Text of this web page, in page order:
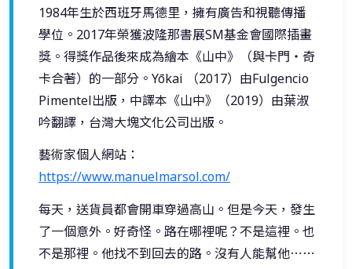
1984年生於西班牙馬德里，擁有廣告和視聽傳播
學位。2017年榮獲波隆那書展SM基金會國際插畫
獎。得獎作品後來成為繪本《山中》（與卡門・奇
卡合著）的一部分。Yōkai （2017）由Fulgencio
Pimentel出版，中譯本《山中》（2019）由葉淑
吟翻譯，台灣大塊文化公司出版。
藝術家個人網站：
https://www.manuelmarsol.com/
每天，送貨員都會開車穿過高山。但是今天，發生
了一個意外。好奇怪。路在哪裡呢？不是這裡。也
不是那裡。他找不到回去的路。沒有人能幫他⋯⋯